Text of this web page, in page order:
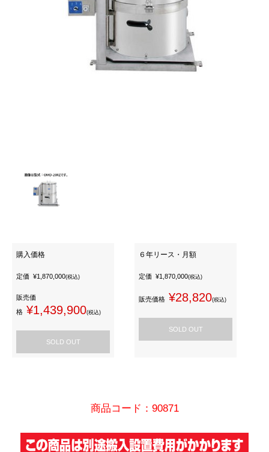
購入価格
定価 ¥1,870,000(税込)
販売価
格 ¥1,439,900(税込)
SOLD OUT
６年リース・月額
定価 ¥1,870,000(税込)
販売価格 ¥28,820(税込)
SOLD OUT
商品コード：90871